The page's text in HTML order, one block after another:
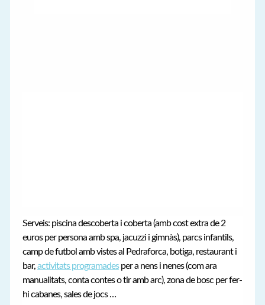
Serveis: piscina descoberta i coberta (amb cost extra de 2
euros per persona amb spa, jacuzzi i gimnàs), parcs infantils,
camp de futbol amb vistes al Pedraforca, botiga, restaurant i
bar,activitats programadesper a nens i nenes (com ara
manualitats, conta contes o tir amb arc), zona de bosc per fer-
hi cabanes, sales de jocs …